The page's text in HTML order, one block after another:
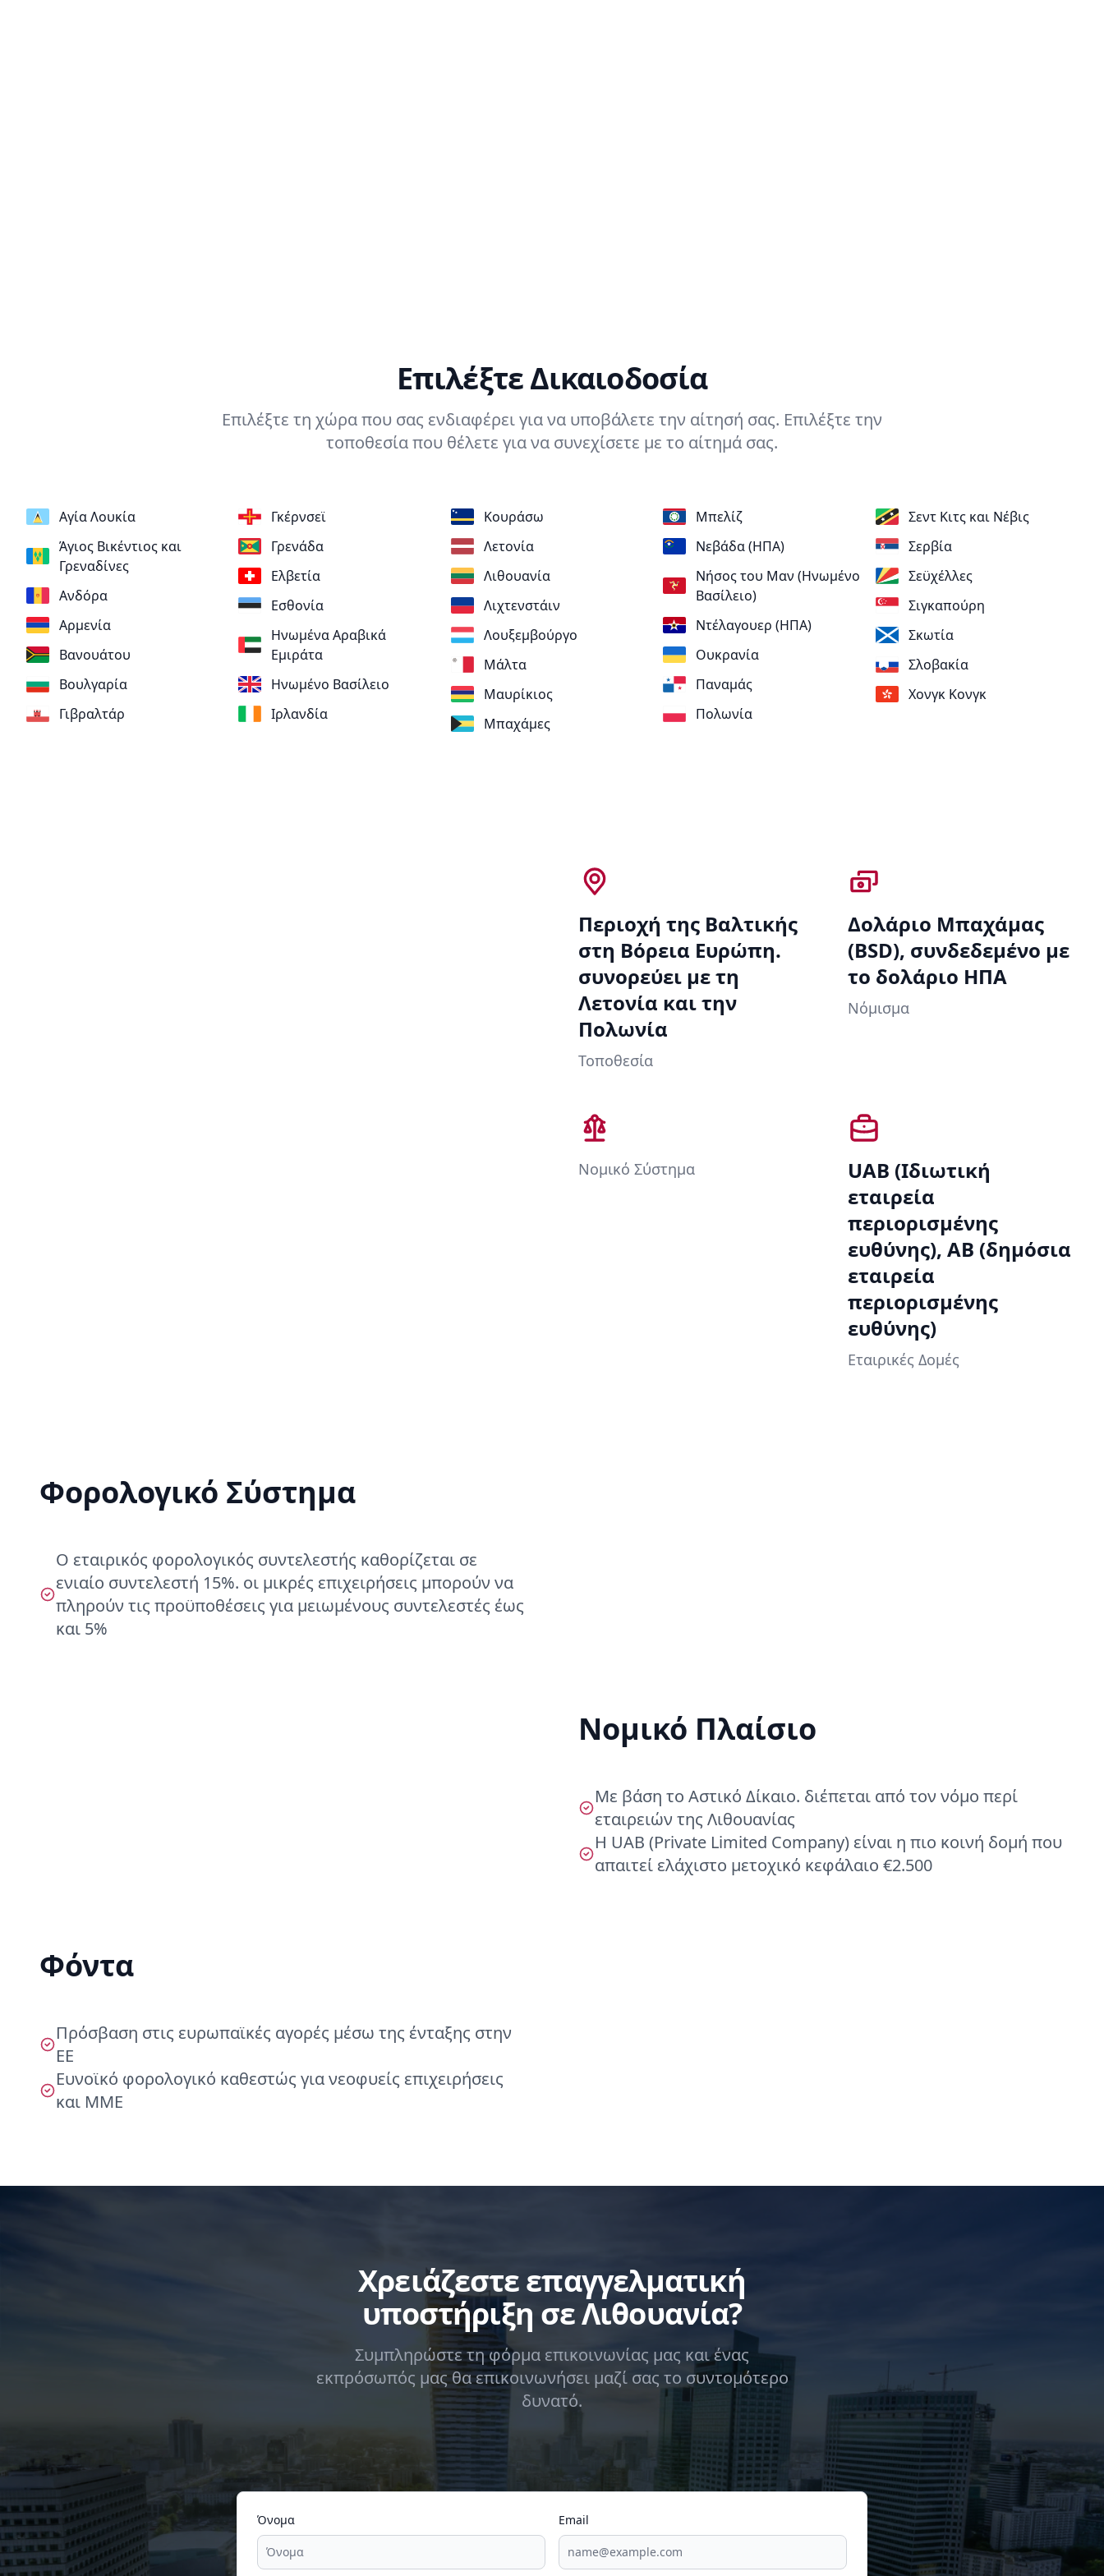
Επιλέξτε Δικαιοδοσία
Επιλέξτε τη χώρα που σας ενδιαφέρει για να υποβάλετε την αίτησή σας. Επιλέξτε την
τοποθεσία που θέλετε για να συνεχίσετε με το αίτημά σας.
Αγία Λουκία
Άγιος Βικέντιος και
Γρεναδίνες
Ανδόρα
Αρμενία
Βανουάτου
Βουλγαρία
Γιβραλτάρ
Γκέρνσεϊ
Γρενάδα
Ελβετία
Εσθονία
Ηνωμένα Αραβικά
Εμιράτα
Ηνωμένο Βασίλειο
Ιρλανδία
Κουράσω
Λετονία
Λιθουανία
Λιχτενστάιν
Λουξεμβούργο
Μάλτα
Μαυρίκιος
Μπαχάμες
Μπελίζ
Νεβάδα (ΗΠΑ)
Νήσος του Μαν (Ηνωμένο
Βασίλειο)
Ντέλαγουερ (ΗΠΑ)
Ουκρανία
Παναμάς
Πολωνία
Σεντ Κιτς και Νέβις
Σερβία
Σεϋχέλλες
Σιγκαπούρη
Σκωτία
Σλοβακία
Χονγκ Κονγκ
Περιοχή της Βαλτικής
στη Βόρεια Ευρώπη.
συνορεύει με τη
Λετονία και την
Πολωνία
Τοποθεσία
Δολάριο Μπαχάμας
(BSD), συνδεδεμένο με
το δολάριο ΗΠΑ
Νόμισμα
Νομικό Σύστημα
UAB (Ιδιωτική
εταιρεία
περιορισμένης
ευθύνης), AB (δημόσια
εταιρεία
περιορισμένης
ευθύνης)
Εταιρικές Δομές
Φορολογικό Σύστημα
Ο εταιρικός φορολογικός συντελεστής καθορίζεται σε
ενιαίο συντελεστή 15%. οι μικρές επιχειρήσεις μπορούν να
πληρούν τις προϋποθέσεις για μειωμένους συντελεστές έως
και 5%
Νομικό Πλαίσιο
Με βάση το Αστικό Δίκαιο. διέπεται από τον νόμο περί
εταιρειών της Λιθουανίας
Η UAB (Private Limited Company) είναι η πιο κοινή δομή που
απαιτεί ελάχιστο μετοχικό κεφάλαιο €2.500
Φόντα
Πρόσβαση στις ευρωπαϊκές αγορές μέσω της ένταξης στην
ΕΕ
Ευνοϊκό φορολογικό καθεστώς για νεοφυείς επιχειρήσεις
και ΜΜΕ
Χρειάζεστε επαγγελματική
υποστήριξη σε Λιθουανία?
Συμπληρώστε τη φόρμα επικοινωνίας μας και ένας
εκπρόσωπός μας θα επικοινωνήσει μαζί σας το συντομότερο
δυνατό.
Όνομα Email